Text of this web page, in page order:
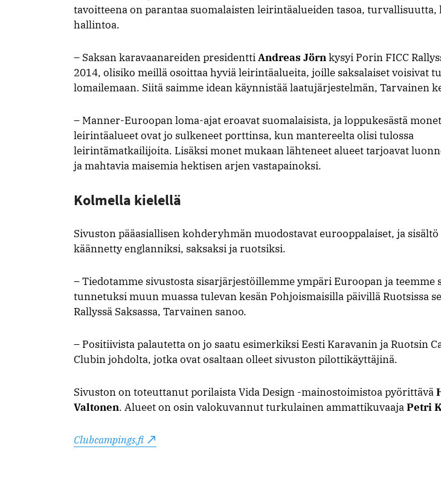
tavoitteena on parantaa suomalaisten leirintäalueiden tasoa, turvallisuutta,
hallintoa.
– Saksan karavaanareiden presidenttiAndreas Jörnkysyi Porin FICC
2014, olisiko meillä osoittaa hyviä leirintäalueita, joille saksalaiset voisivat
lomailemaan. Siitä saimme idean käynnistää laatujärjestelmän, Tarvainen
– Manner-Euroopan loma-ajat eroavat suomalaisista, ja loppukesästä
leirintäalueet ovat jo sulkeneet porttinsa, kun mantereelta olisi tulossa
leirintämatkailijoita. Lisäksi monet mukaan lähteneet alueet tarjoavat
ja mahtavia maisemia hektisen arjen vastapainoksi.
Kolmella kielellä
Sivuston pääasiallisen kohderyhmän muodostavat eurooppalaiset, ja
käännetty englanniksi, saksaksi ja ruotsiksi.
– Tiedotamme sivustosta sisarjärjestöillemme ympäri Euroopan ja teemme
tunnetuksi muun muassa tulevan kesän Pohjoismaisilla päivillä Ruotsissa
Rallyssä Saksassa, Tarvainen sanoo.
– Positiivista palautetta on jo saatu esimerkiksi Eesti Karavanin ja Ruotsin
Clubin johdolta, jotka ovat osaltaan olleet sivuston pilottikäyttäjinä.
Sivuston on toteuttanut porilaista Vida Design -mainostoimistoa pyörittävä
Valtonen. Alueet on osin valokuvannut turkulainen ammattikuvaajaPetri
Clubcampings.fi